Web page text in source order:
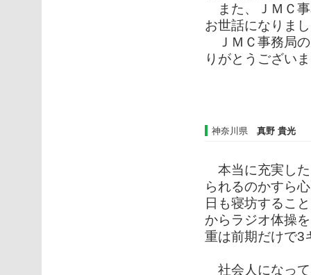
また、ＪＭＣ事
お世話になりま
ＪＭＣ事務局の
りがとうござい
神奈川県 真野 貴光
本当に充実し
られるのかすら
日も寝坊するこ
からラジオ体操
重は前期だけで3
社会人になっ